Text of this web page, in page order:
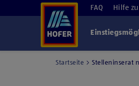
FAQ Hilfe
Startseite Stelleninserat